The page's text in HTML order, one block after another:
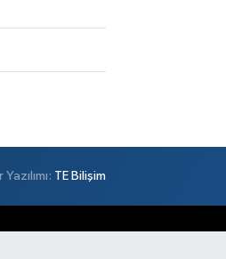
TE Bilişim